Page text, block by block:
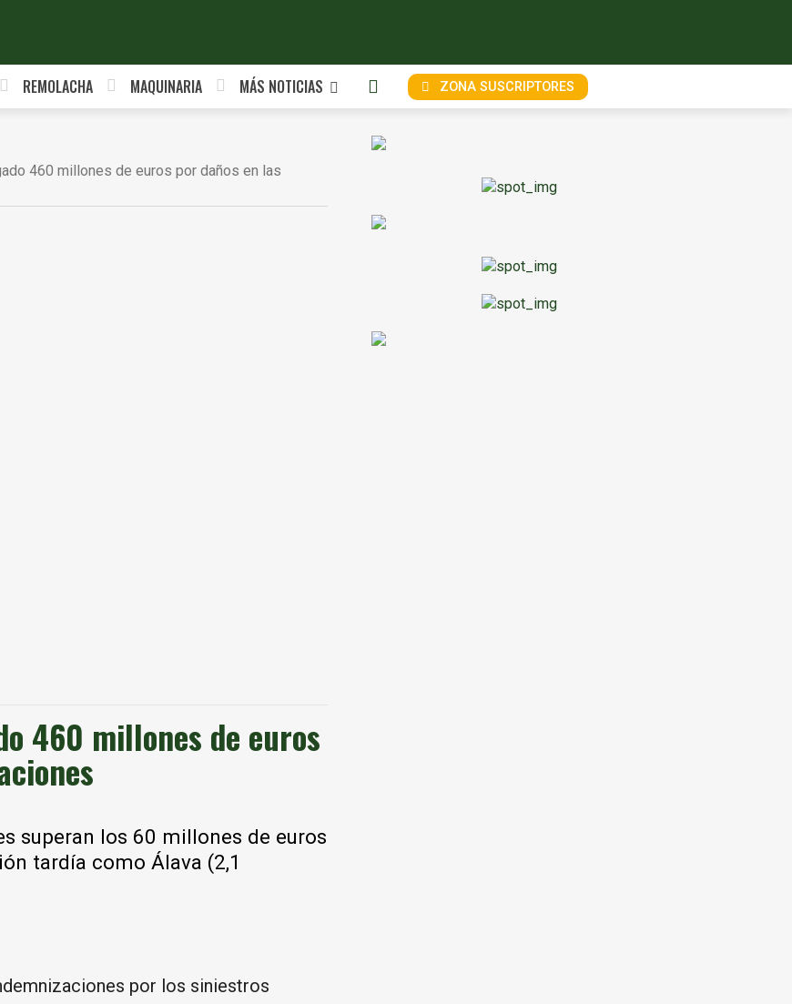
REMOLACHA MAQUINARIA MÁS NOTICIAS ZONA SUSCRIPTORES
460 millones de euros por daños en las
460 millones de euros
superan los 60 millones de euros
tardía como Álava (2,1
por los siniestros